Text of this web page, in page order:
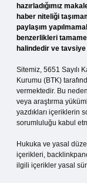
hazırladığımız
haber niteliği
paylaşım
benzerlikleri
halindedir ve
Sitemiz, 5651 Sayılı
Kurumu (BTK)
vermektedir. Bu
veya araştırma
yazdıkları içeriklerin
sorumluluğu kabul
Hukuka ve yasal
içerikleri,
ilgili içerikler yasal